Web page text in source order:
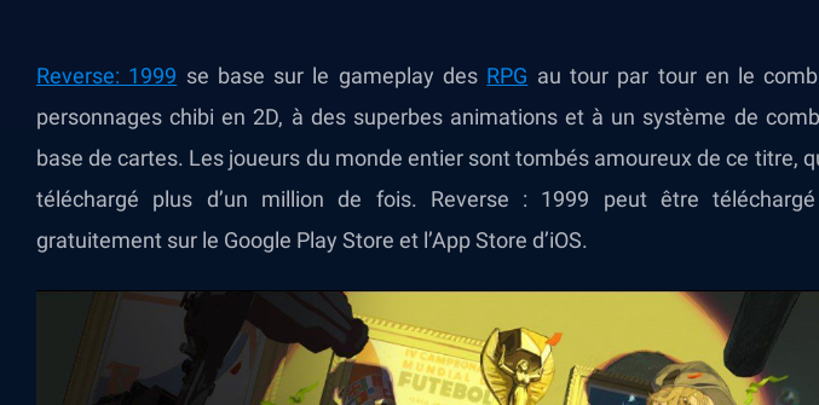
Reverse: 1999 se base sur le gameplay des RPG au tour par tour en le
personnages chibi en 2D, à des superbes animations et à un système de
base de cartes. Les joueurs du monde entier sont tombés amoureux de ce titre,
téléchargé plus d’un million de fois. Reverse : 1999 peut être
gratuitement sur le Google Play Store et l’App Store d’iOS.